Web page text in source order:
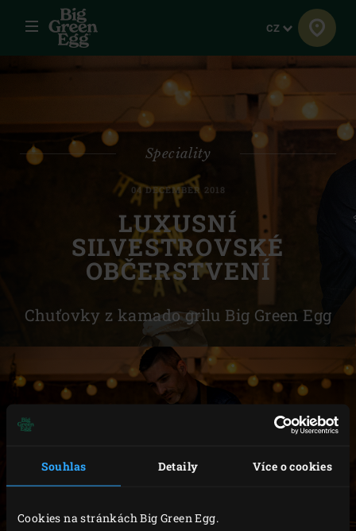
Souhlas Detaily Více o cookies
Cookies na stránkách Big Green Egg.
Menu Jazyk
CZ
Speciality
04 DECEMBER 2018
LUXUSNÍ
SILVESTROVSKÉ
OBČERSTVENÍ
Chuťovky z kamado grilu Big Green Egg